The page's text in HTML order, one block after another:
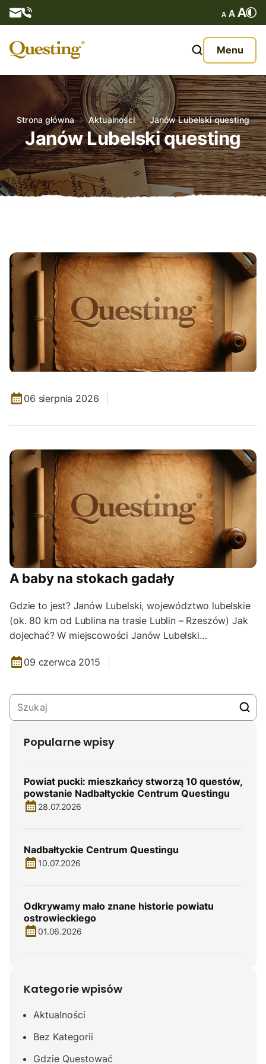
Menu
O nas
Oferta
Aktualności
Kontakt
Strona główna Aktualności Janów Lubelski questing
Janów Lubelski questing
06 sierpnia 2026
A baby na stokach gadały
Gdzie to jest? Janów Lubelski, województwo lubelskie
(ok. 80 km od Lublina na trasie Lublin – Rzeszów) Jak
dojechać? W miejscowości Janów Lubelski…
09 czerwca 2015
Popularne wpisy
Powiat pucki: mieszkańcy stworzą 10 questów,
powstanie Nadbałtyckie Centrum Questingu
28.07.2026
Nadbałtyckie Centrum Questingu
10.07.2026
Odkrywamy mało znane historie powiatu
ostrowieckiego
01.06.2026
Kategorie wpisów
Aktualności
Bez Kategorii
Gdzie Questować